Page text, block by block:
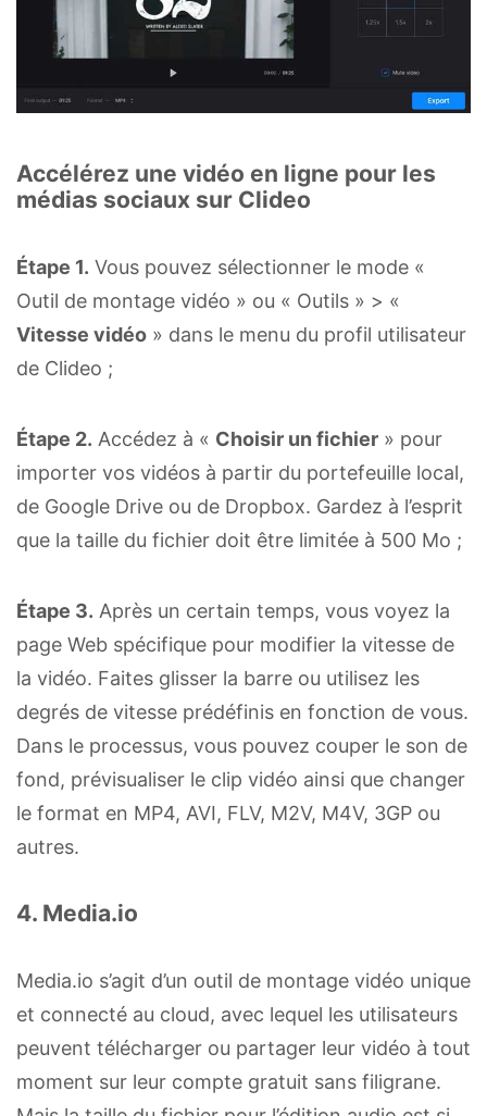
Accélérez une vidéo en ligne pour les
médias sociaux sur Clideo
Étape 1. Vous pouvez sélectionner le mode «
Outil de montage vidéo » ou « Outils » > «
Vitesse vidéo » dans le menu du profil utilisateur
de Clideo ;
Étape 2. Accédez à « Choisir un fichier » pour
importer vos vidéos à partir du portefeuille local,
de Google Drive ou de Dropbox. Gardez à l’esprit
que la taille du fichier doit être limitée à 500 Mo ;
Étape 3. Après un certain temps, vous voyez la
page Web spécifique pour modifier la vitesse de
la vidéo. Faites glisser la barre ou utilisez les
degrés de vitesse prédéfinis en fonction de vous.
Dans le processus, vous pouvez couper le son de
fond, prévisualiser le clip vidéo ainsi que changer
le format en MP4, AVI, FLV, M2V, M4V, 3GP ou
autres.
4. Media.io
Media.io s’agit d’un outil de montage vidéo unique
et connecté au cloud, avec lequel les utilisateurs
peuvent télécharger ou partager leur vidéo à tout
moment sur leur compte gratuit sans filigrane.